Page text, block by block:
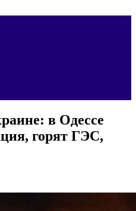
в Одессе
горят ГЭС,